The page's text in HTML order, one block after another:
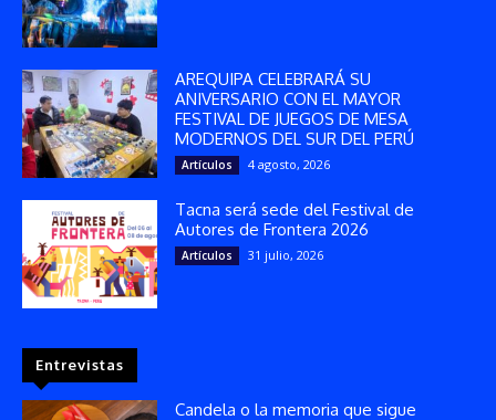
AREQUIPA CELEBRARÁ SU
ANIVERSARIO CON EL MAYOR
FESTIVAL DE JUEGOS DE MESA
MODERNOS DEL SUR DEL PERÚ
Artículos 4 agosto, 2026
Tacna será sede del Festival de
Autores de Frontera 2026
Artículos 31 julio, 2026
Entrevistas
Candela o la memoria que sigue